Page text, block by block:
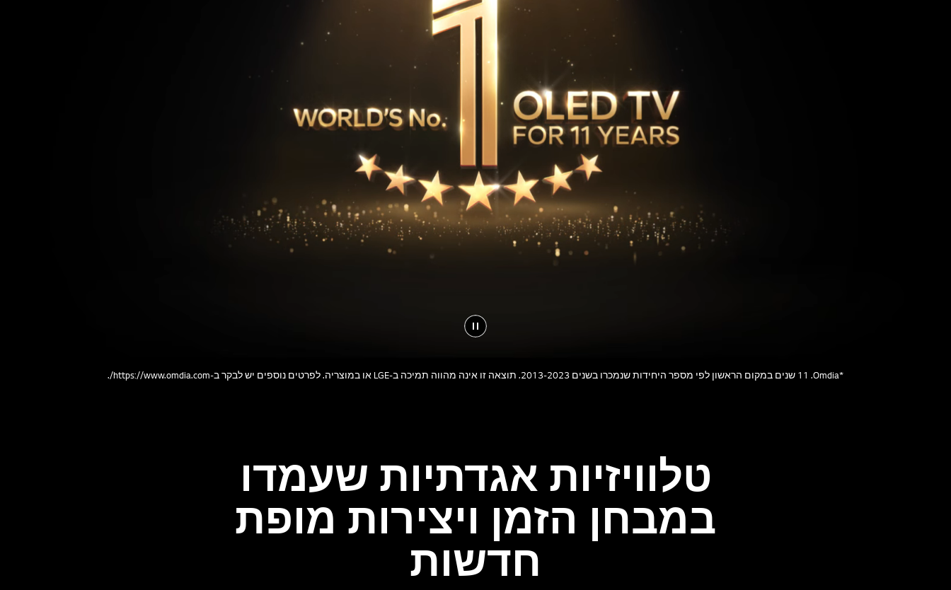
*Omdia.‏ 11 שנים במקום הראשון לפי מספר היחידות שנמכרו בשנים 2013-2023. תוצאה זו אינה מהווה תמיכה ב-LGE או במוצריה. לפרטים נוספים יש לבקר ב-https://www.omdia.com/.
טלוויזיות אגדתיות שעמדו
במבחן הזמן ויצירות מופת
חדשות